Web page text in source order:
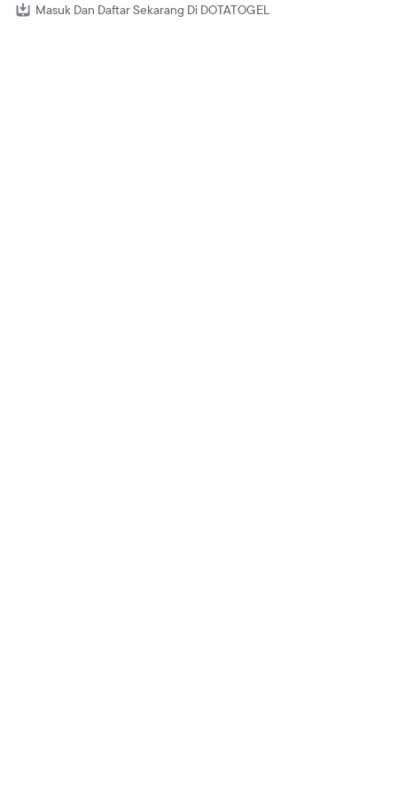
Masuk Dan Daftar Sekarang Di DOTATOGEL